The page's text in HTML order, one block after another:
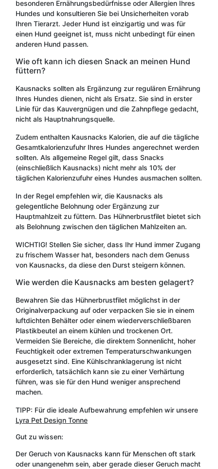
besonderen Ernährungsbedürfnisse oder Allergien Ihres
Hundes und konsultieren Sie bei Unsicherheiten vorab
Ihren Tierarzt. Jeder Hund ist einzigartig und was für
einen Hund geeignet ist, muss nicht unbedingt für einen
anderen Hund passen.
Wie oft kann ich diesen Snack an meinen Hund
füttern?
Kausnacks sollten als Ergänzung zur regulären Ernährung
Ihres Hundes dienen, nicht als Ersatz. Sie sind in erster
Linie für das Kauvergnügen und die Zahnpflege gedacht,
nicht als Hauptnahrungsquelle.
Zudem enthalten Kausnacks Kalorien, die auf die tägliche
Gesamtkalorienzufuhr Ihres Hundes angerechnet werden
sollten. Als allgemeine Regel gilt, dass Snacks
(einschließlich Kausnacks) nicht mehr als 10% der
täglichen Kalorienzufuhr eines Hundes ausmachen sollten.
In der Regel empfehlen wir, die Kausnacks als
gelegentliche Belohnung oder Ergänzung zur
Hauptmahlzeit zu füttern. Das Hühnerbrustfilet bietet sich
als Belohnung zwischen den täglichen Mahlzeiten an.
WICHTIG! Stellen Sie sicher, dass Ihr Hund immer Zugang
zu frischem Wasser hat, besonders nach dem Genuss
von Kausnacks, da diese den Durst steigern können.
Wie werden die Kausnacks am besten gelagert?
Bewahren Sie das Hühnerbrustfilet möglichst in der
Originalverpackung auf oder verpacken Sie sie in einem
luftdichten Behälter oder einem wiederverschließbaren
Plastikbeutel an einem kühlen und trockenen Ort.
Vermeiden Sie Bereiche, die direktem Sonnenlicht, hoher
Feuchtigkeit oder extremen Temperaturschwankungen
ausgesetzt sind. Eine Kühlschranklagerung ist nicht
erforderlich, tatsächlich kann sie zu einer Verhärtung
führen, was sie für den Hund weniger ansprechend
machen.
TIPP: Für die ideale Aufbewahrung empfehlen wir unsere
Lyra Pet Design Tonne
Gut zu wissen:
Der Geruch von Kausnacks kann für Menschen oft stark
oder unangenehm sein, aber gerade dieser Geruch macht